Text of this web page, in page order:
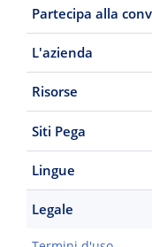
Partecipa alla
L'azienda
Risorse
Siti Pega
Lingue
Legale